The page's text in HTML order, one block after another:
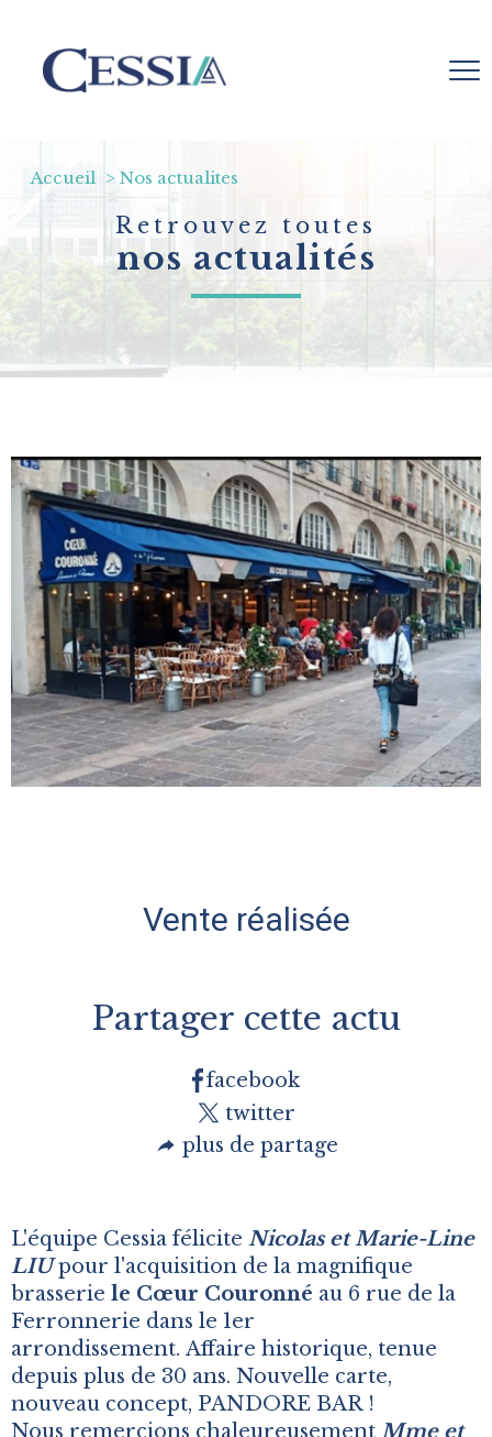
Accueil Nos actualites
Retrouvez toutes
nos actualités
Vente réalisée
Partager cette actu
facebook
twitter
plus de partage
L'équipe Cessia félicite Nicolas et Marie-Line
LIUpour l'acquisition de la magnifique
brasserie le Cœur Couronné au 6 rue de la
Ferronnerie dans le 1er
arrondissement. Affaire historique, tenue
depuis plus de 30 ans. Nouvelle carte,
nouveau concept, PANDORE BAR !
Nous remercions chaleureusement Mme et